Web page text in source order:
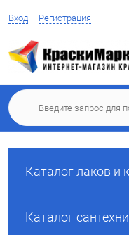
Вход Регистрация
Каталог лаков и
Каталог